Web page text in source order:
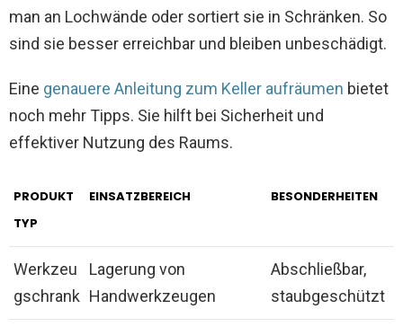
man an Lochwände oder sortiert sie in Schränken. So
sind sie besser erreichbar und bleiben unbeschädigt.
Eine genauere Anleitung zum Keller aufräumen bietet
noch mehr Tipps. Sie hilft bei Sicherheit und
effektiver Nutzung des Raums.
PRODUKT
TYP
EINSATZBEREICH BESONDERHEITEN
Werkzeu
gschrank
Lagerung von
Handwerkzeugen
Abschließbar,
staubgeschützt